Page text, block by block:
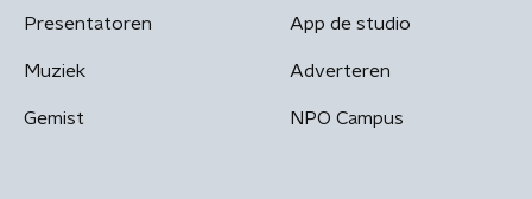
Presentatoren
Muziek
Gemist
App de studio
Adverteren
NPO Campus